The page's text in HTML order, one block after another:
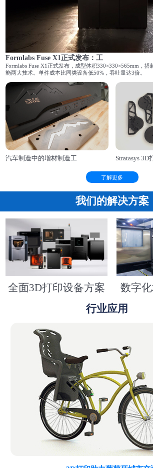
Formlabs Fuse X1正式发布：工
Formlabs Fuse X1正式发布，成型体积330×330×565mm，
能两大技术。单件成本比同类设备低50%，吞吐量达3倍。
汽车制造中的增材制造工 Stratasys 3D
了解更多
我们的解决方案
全面3D打印设备方案
数字
行业应用